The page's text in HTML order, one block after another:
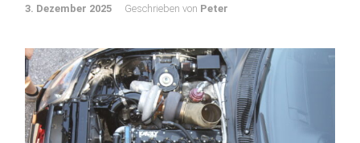
3. Dezember 2025 Geschrieben von Peter